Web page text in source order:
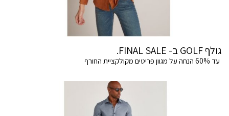
גולף GOLF ב- FINAL SALE.
עד 60% הנחה על מגוון פריטים מקולקציית החורף